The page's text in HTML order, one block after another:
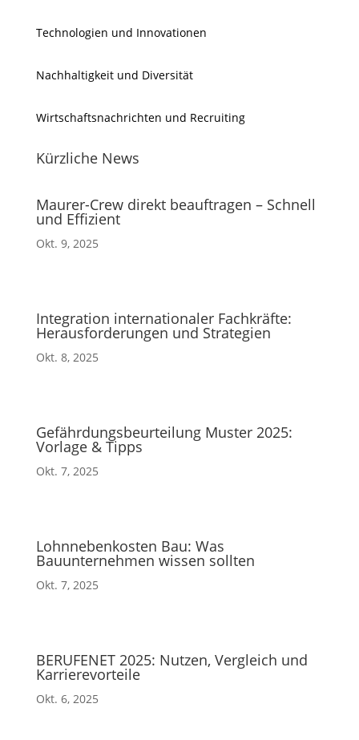
Technologien und Innovationen
Nachhaltigkeit und Diversität
Wirtschaftsnachrichten und Recruiting
Kürzliche News
Maurer-Crew direkt beauftragen – Schnell
und Effizient
Okt. 9, 2025
Integration internationaler Fachkräfte:
Herausforderungen und Strategien
Okt. 8, 2025
Gefährdungsbeurteilung Muster 2025:
Vorlage & Tipps
Okt. 7, 2025
Lohnnebenkosten Bau: Was
Bauunternehmen wissen sollten
Okt. 7, 2025
BERUFENET 2025: Nutzen, Vergleich und
Karrierevorteile
Okt. 6, 2025